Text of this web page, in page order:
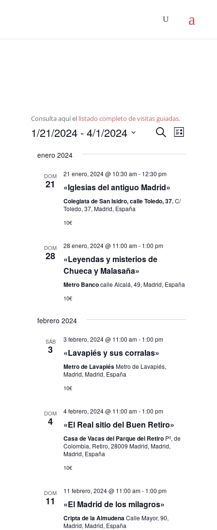
Consulta aquí el listado completo de visitas guiadas.
búsqueda
y
vistas
de
Eventos
Buscar
de
vistas
Lista
1/21/2024 - 4/1/2024
fecha.
enero 2024
DOM
21
21 enero, 2024 @ 10:30 am- 12:30 pm
«Iglesias del antiguo Madrid»
Colegiata de San Isidro, calle Toledo, 37.C/
Toledo, 37, Madrid, España
10€
DOM
28
28 enero, 2024 @ 11:00 am- 1:00 pm
«Leyendas y misterios de
Chueca y Malasaña»
Metro Bancocalle Alcalá, 49, Madrid, España
10€
febrero 2024
SÁB
3
3 febrero, 2024 @ 11:00 am- 1:00 pm
«Lavapiés y sus corralas»
Metro de LavapiésMetro de Lavapiés,
Madrid, Madrid, España
10€
DOM
4
4 febrero, 2024 @ 11:00 am- 1:00 pm
«El Real sitio del Buen Retiro»
Casa de Vacas del Parque del Retiro Pº, de
Colombia, Retiro, 28009 Madrid, Madrid,
Madrid, España
10€
DOM
11
11 febrero, 2024 @ 11:00 am- 1:00 pm
«El Madrid de los milagros»
Cripta de la AlmudenaCalle Mayor, 90,
Madrid, Madrid, España